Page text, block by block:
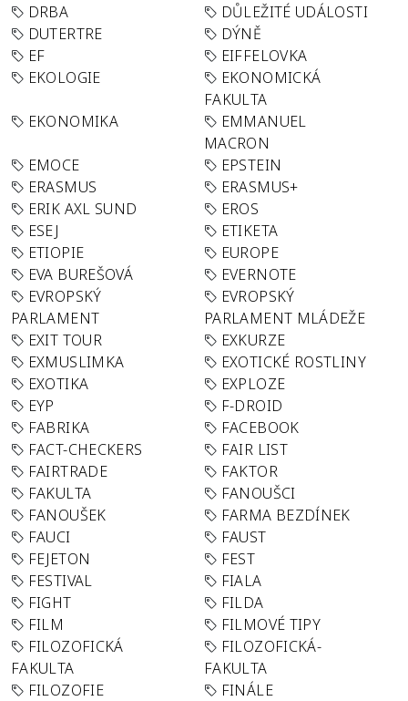
DRBA
DŮLEŽITÉ UDÁLOSTI
DUTERTRE
DÝNĚ
EF
EIFFELOVKA
EKOLOGIE
EKONOMICKÁ
FAKULTA
EKONOMIKA
EMMANUEL
MACRON
EMOCE
EPSTEIN
ERASMUS
ERASMUS+
ERIK AXL SUND
EROS
ESEJ
ETIKETA
ETIOPIE
EUROPE
EVA BUREŠOVÁ
EVERNOTE
EVROPSKÝ
PARLAMENT
EVROPSKÝ
PARLAMENT MLÁDEŽE
EXIT TOUR
EXKURZE
EXMUSLIMKA
EXOTICKÉ ROSTLINY
EXOTIKA
EXPLOZE
EYP
F-DROID
FABRIKA
FACEBOOK
FACT-CHECKERS
FAIR LIST
FAIRTRADE
FAKTOR
FAKULTA
FANOUŠCI
FANOUŠEK
FARMA BEZDÍNEK
FAUCI
FAUST
FEJETON
FEST
FESTIVAL
FIALA
FIGHT
FILDA
FILM
FILMOVÉ TIPY
FILOZOFICKÁ
FAKULTA
FILOZOFICKÁ-
FAKULTA
FILOZOFIE
FINÁLE